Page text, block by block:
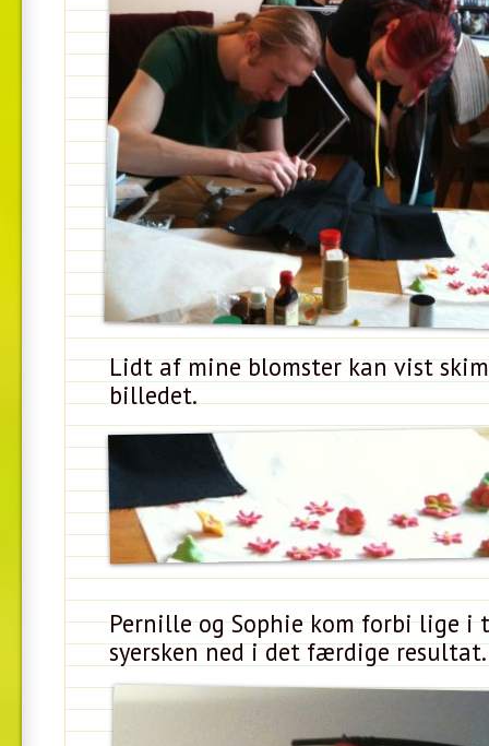
Lidt af mine blomster kan vist
billedet.
Pernille og Sophie kom forbi lige
syersken ned i det færdige resultat.